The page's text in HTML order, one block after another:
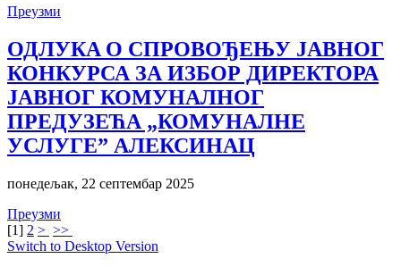
Преузми
ОДЛУКA О СПРОВОЂЕЊУ ЈАВНОГ
КОНКУРСА ЗА ИЗБОР ДИРЕКТОРА
ЈАВНОГ КОМУНАЛНОГ
ПРЕДУЗЕЋА „КОМУНАЛНЕ
УСЛУГЕ” АЛЕКСИНАЦ
понедељак, 22 септембар 2025
Преузми
[1] 2 > >>
Switch to Desktop Version